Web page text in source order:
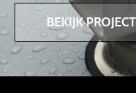
BEKIJK PROJECT